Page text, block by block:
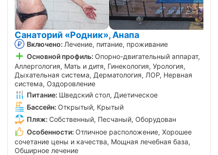
Санаторий «Родник», Анапа
Включено: Лечение, питание, проживание
Основной профиль: Опорно-двигательный аппарат,
Аллергология, Мать и дитя, Гинекология, Урология,
Дыхательная система, Дерматология, ЛОР, Нервная
система, Оздоровление
Питание: Шведский стол, Диетическое
Бассейн: Открытый, Крытый
Пляж: Собственный, Песчаный, Оборудован
Особенности: Отличное расположение, Хорошее
сочетание цены и качества, Мощная лечебная база,
Обширное лечение